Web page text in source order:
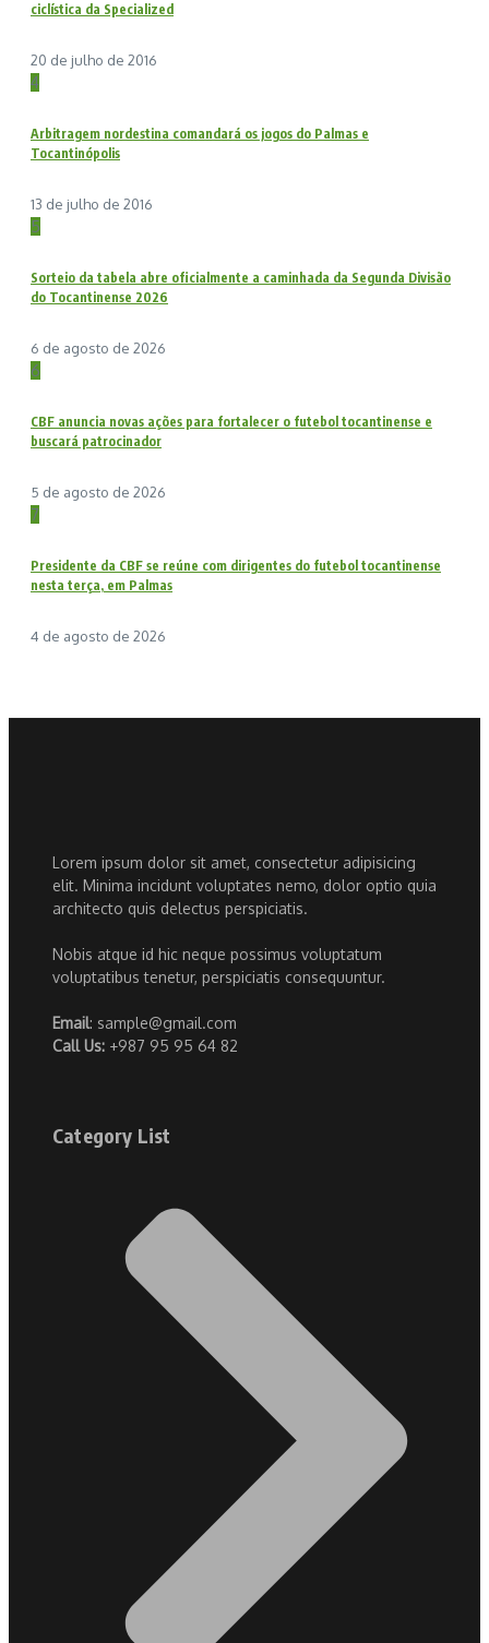
ciclística da Specialized
20 de julho de 2016
4
Arbitragem nordestina comandará os jogos do Palmas e
Tocantinópolis
13 de julho de 2016
5
Sorteio da tabela abre oficialmente a caminhada da Segunda Divisão
do Tocantinense 2026
6 de agosto de 2026
6
CBF anuncia novas ações para fortalecer o futebol tocantinense e
buscará patrocinador
5 de agosto de 2026
7
Presidente da CBF se reúne com dirigentes do futebol tocantinense
nesta terça, em Palmas
4 de agosto de 2026
Lorem ipsum dolor sit amet, consectetur adipisicing
elit. Minima incidunt voluptates nemo, dolor optio quia
architecto quis delectus perspiciatis.
Nobis atque id hic neque possimus voluptatum
voluptatibus tenetur, perspiciatis consequuntur.
Email: sample@gmail.com
Call Us: +987 95 95 64 82
Category List